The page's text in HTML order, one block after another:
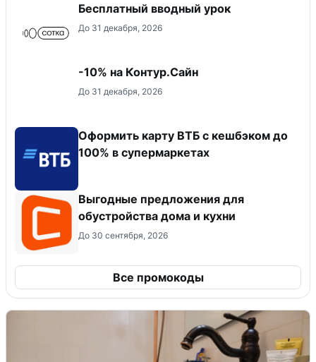
Бесплатный вводный урок
До 31 декабря, 2026
-10% на Контур.Сайн
До 31 декабря, 2026
Оформить карту ВТБ с кешбэком до
100% в супермаркетах
Выгодные предложения для
обустройства дома и кухни
До 30 сентября, 2026
Все промокоды